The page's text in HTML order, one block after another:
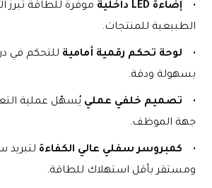
إضاءة LED داخلية
الطبيعية للمنتجات.
لوحة تحكم رقمية أمامية
بسهولة ودقة.
تصميم خلفي عملي
جهة الموظف.
كمبروسر سفلي عالي الكفاءة
ومستقر بأقل استهلاك للطاقة.